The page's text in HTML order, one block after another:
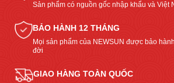
Sản phẩm có nguồn gốc nhập khẩu và Việt
BẢO HÀNH 12 THÁNG
Mọi sản phẩm của NEWSUN được bảo
đời
GIAO HÀNG TOÀN QUỐC